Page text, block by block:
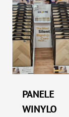
PANELE
WINYLO